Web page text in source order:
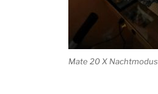
Mate 20 X Nachtmodus